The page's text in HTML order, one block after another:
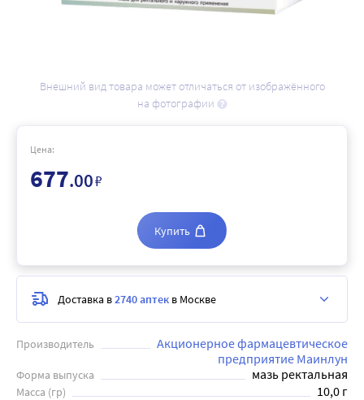
Внешний вид товара может отличаться от изображённого
на фотографии
Производитель
Акционерное фармацевтическое
предприятие Маинлун
Форма выпуска мазь ректальная
Масса (гр) 10,0 г
Цена:
677.00₽
Купить
Доставка в2740 аптек в Москве